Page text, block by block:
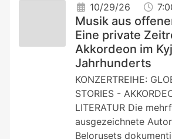
10/29/26
Musik aus
Eine private
Akkordeon im
Jahrhunderts
KONZERTREIHE:
STORIES -
LITERATUR Die
ausgezeichnete
Belorusets